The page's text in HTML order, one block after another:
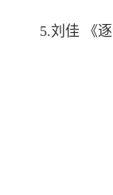
5.刘佳 《